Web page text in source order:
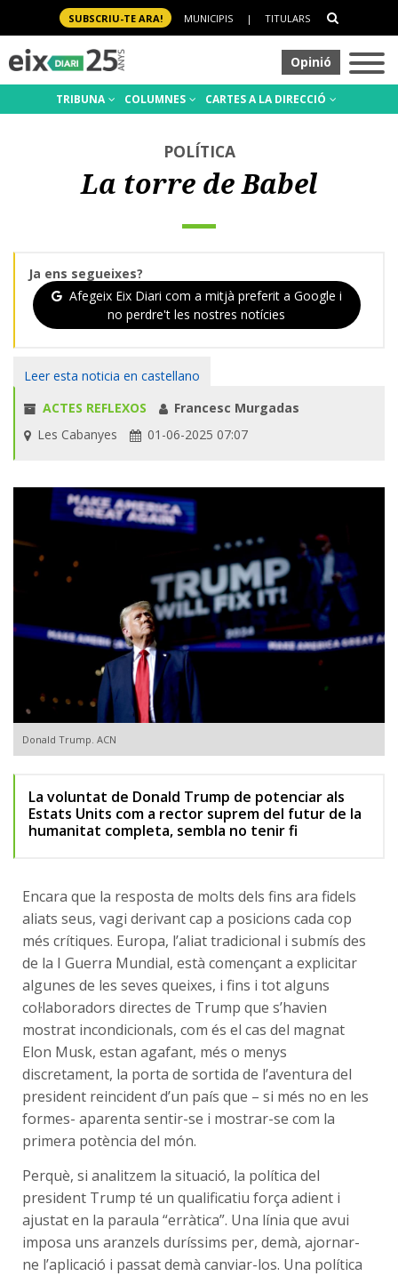
SUBSCRIU-TE ARA! MUNICIPIS | TITULARS
Opinió
TRIBUNA COLUMNES CARTES A LA DIRECCIÓ
POLÍTICA
La torre de Babel
Ja ens segueixes?
Afegeix Eix Diari com a mitjà preferit a Google i
no perdre't les nostres notícies
Leer esta noticia en castellano
ACTES REFLEXOS
Francesc Murgadas
Les Cabanyes
01-06-2025 07:07
Donald Trump. ACN
La voluntat de Donald Trump de potenciar als
Estats Units com a rector suprem del futur de la
humanitat completa, sembla no tenir fi
Encara que la resposta de molts dels fins ara fidels
aliats seus, vagi derivant cap a posicions cada cop
més crítiques. Europa, l’aliat tradicional i submís des
de la I Guerra Mundial, està començant a explicitar
algunes de les seves queixes, i fins i tot alguns
col·laboradors directes de Trump que s’havien
mostrat incondicionals, com és el cas del magnat
Elon Musk, estan agafant, més o menys
discretament, la porta de sortida de l’aventura del
president reincident d’un país que – si més no en les
formes- aparenta sentir-se i mostrar-se com la
primera potència del món.
Perquè, si analitzem la situació, la política del
president Trump té un qualificatiu força adient i
ajustat en la paraula “erràtica”. Una línia que avui
imposa uns aranzels duríssims per, demà, ajornar-
ne l’aplicació i passat demà canviar-los. Una política